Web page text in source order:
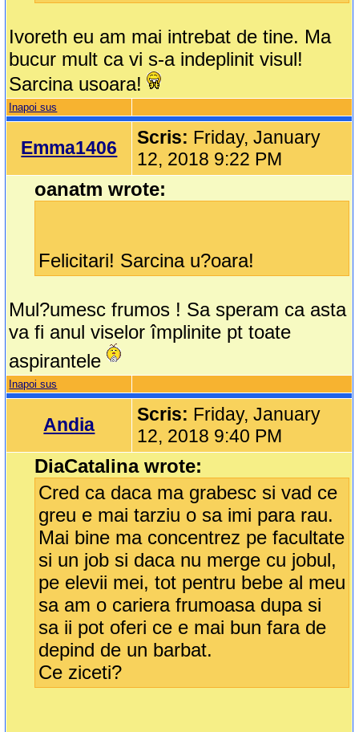
Ivoreth eu am mai intrebat de tine. Ma
bucur mult ca vi s-a indeplinit visul!
Sarcina usoara!
Inapoi sus
Emma1406 Scris: Friday, January
12, 2018 9:22 PM
oanatm wrote:
Felicitari! Sarcina u?oara!
Mul?umesc frumos ! Sa speram ca asta
va fi anul viselor împlinite pt toate
aspirantele
Inapoi sus
Andia Scris: Friday, January
12, 2018 9:40 PM
DiaCatalina wrote:
Cred ca daca ma grabesc si vad ce
greu e mai tarziu o sa imi para rau.
Mai bine ma concentrez pe facultate
si un job si daca nu merge cu jobul,
pe elevii mei, tot pentru bebe al meu
sa am o cariera frumoasa dupa si
sa ii pot oferi ce e mai bun fara de
depind de un barbat.
Ce ziceti?